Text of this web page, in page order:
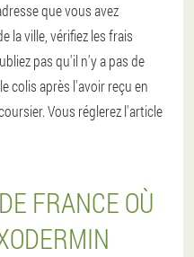
que vous avez
la ville, vérifiez les frais
pas qu'il n'y a pas de
colis après l'avoir reçu en
Vous réglerez l'article
FRANCE OÙ